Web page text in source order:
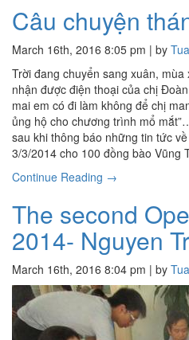
Câu chuyện
March 16th, 2016 8:05 pm | by
Trời đang chuyển sang xuân,
nhận được điện thoại của chị
mai em có đi làm không để chị
ủng hộ cho chương trình mổ
sau khi thông báo những tin tức
3/3/2014 cho 100 đồng bào Vũng
Continue Reading →
The second
2014- Nguyen
March 16th, 2016 8:04 pm | by